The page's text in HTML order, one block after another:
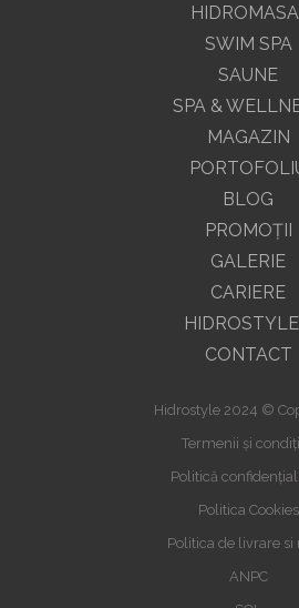
SWIM SPA
SAUNE
SPA &
MAGAZIN
BLOG
PROMOŢII
GALERIE
CARIERE
CONTACT
Hidrostyle 2024 ©
Termenii și
Politică
Politica Cookies
Politica de livrare si
ANPC